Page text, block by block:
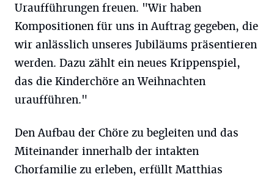
Uraufführungen freuen. "Wir haben
Kompositionen für uns in Auftrag gegeben, die
wir anlässlich unseres Jubiläums präsentieren
werden. Dazu zählt ein neues Krippenspiel,
das die Kinderchöre an Weihnachten
uraufführen."
Den Aufbau der Chöre zu begleiten und das
Miteinander innerhalb der intakten
Chorfamilie zu erleben, erfüllt Matthias